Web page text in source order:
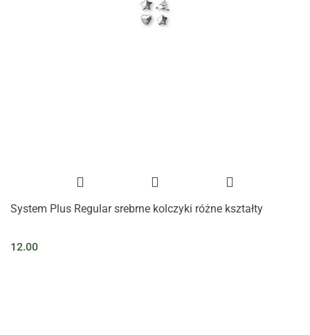
System Plus Regular srebrne kolczyki różne kształty
12.00